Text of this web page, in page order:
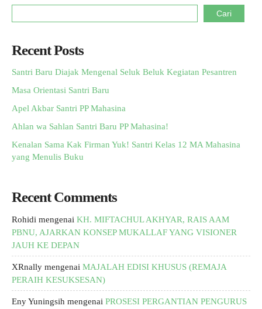
Cari
Recent Posts
Santri Baru Diajak Mengenal Seluk Beluk Kegiatan Pesantren
Masa Orientasi Santri Baru
Apel Akbar Santri PP Mahasina
Ahlan wa Sahlan Santri Baru PP Mahasina!
Kenalan Sama Kak Firman Yuk! Santri Kelas 12 MA Mahasina
yang Menulis Buku
Recent Comments
Rohidi mengenai KH. MIFTACHUL AKHYAR, RAIS AAM
PBNU, AJARKAN KONSEP MUKALLAF YANG VISIONER
JAUH KE DEPAN
XRnally mengenai MAJALAH EDISI KHUSUS (REMAJA
PERAIH KESUKSESAN)
Eny Yuningsih mengenai PROSESI PERGANTIAN PENGURUS